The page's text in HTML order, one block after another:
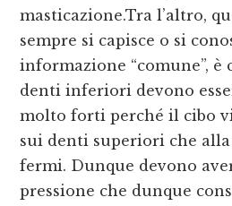
masticazione.Tra l’altro,
sempre si capisce o si
informazione “comune”, è
denti inferiori devono
molto forti perché il cibo
sui denti superiori che
fermi. Dunque devono
pressione che dunque